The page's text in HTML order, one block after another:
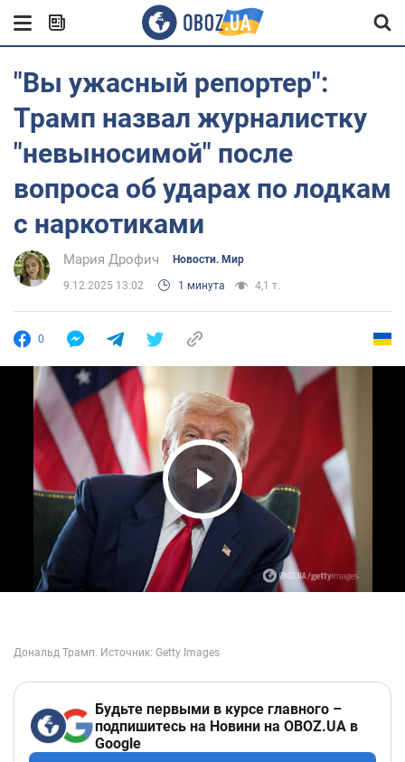
"Вы ужасный репортер":
Трамп назвал журналистку
"невыносимой" после
вопроса об ударах по лодкам
с наркотиками
Мария Дрофич Новости. Мир
9.12.2025 13:02 1 минута 4,1 т.
0
Play Video
Будьте первыми в курсе главного –
подпишитесь на Новини на OBOZ.UA в
Google